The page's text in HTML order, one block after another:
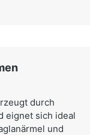
durch
eignet sich ideal
und